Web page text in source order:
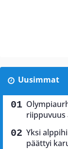
Uusimmat
riippuvuus
Yksi
päättyi